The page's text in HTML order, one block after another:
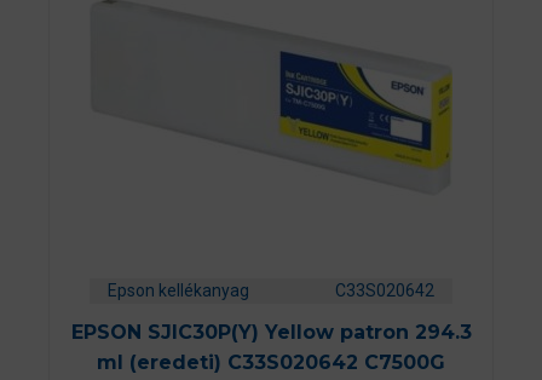
Epson kellékanyag C33S020642
EPSON SJIC30P(Y) Yellow patron 294.3
ml (eredeti) C33S020642 C7500G